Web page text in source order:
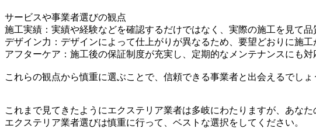
サービスや事業者選びの観点
施工実績：実績や経験などを確認するだけではなく、実際の施工を見て
デザイン力：デザインによって仕上がりが異なるため、要望どおりに施
アフターケア：施工後の保証制度が充実し、定期的なメンテナンスにも
これらの観点から慎重に選ぶことで、信頼できる事業者と出会えるでしょ
これまで見てきたようにエクステリア業者は多岐にわたりますが、あなた
エクステリア業者選びは慎重に行って、ベストな選択をしてください。